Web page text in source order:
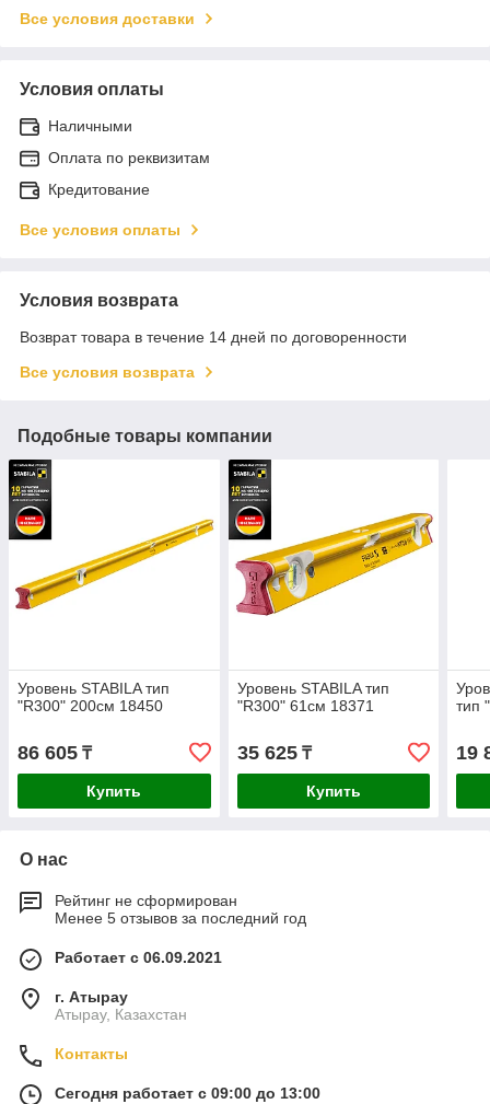
Все условия доставки
Условия оплаты
Наличными
Оплата по реквизитам
Кредитование
Все условия оплаты
Условия возврата
Возврат товара в течение 14 дней по договоренности
Все условия возврата
Подобные товары компании
Уровень STABILA тип
"R300" 200см 18450
86 605 ₸
Купить
Уровень STABILA тип
"R300" 61см 18371
35 625₸
Купить
тип
19
О нас
Рейтинг не сформирован
Менее 5 отзывов за последний год
Работает с 06.09.2021
г. Атырау
Атырау, Казахстан
Контакты
Сегодня работает с 09:00 до 13:00